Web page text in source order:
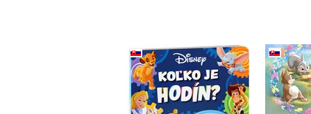
Disney - Koľko je
hodín? (slovensky)
Kolektiv